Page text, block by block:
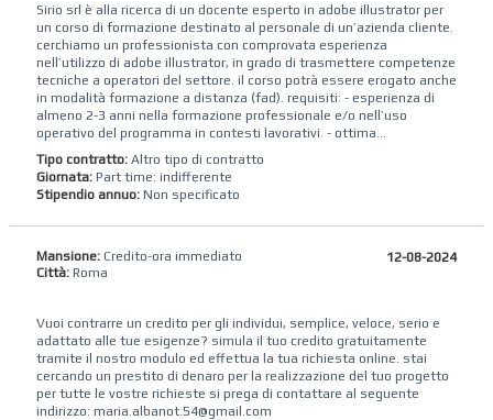
Sirio srl è alla ricerca di un docente esperto in adobe illustrator per
un corso di formazione destinato al personale di un’azienda cliente.
cerchiamo un professionista con comprovata esperienza
nell’utilizzo di adobe illustrator, in grado di trasmettere competenze
tecniche a operatori del settore. il corso potrà essere erogato anche
in modalità formazione a distanza (fad). requisiti: - esperienza di
almeno 2-3 anni nella formazione professionale e/o nell’uso
operativo del programma in contesti lavorativi. - ottima...
Tipo contratto:Altro tipo di contratto
Giornata: Part time: indifferente
Stipendio annuo: Non specificato
Mansione:Credito-ora immediato
Città:Roma
12-08-2024
Vuoi contrarre un credito per gli individui, semplice, veloce, serio e
adattato alle tue esigenze? simula il tuo credito gratuitamente
tramite il nostro modulo ed effettua la tua richiesta online. stai
cercando un prestito di denaro per la realizzazione del tuo progetto
per tutte le vostre richieste si prega di contattare al seguente
indirizzo: maria.albanot.54@gmail.com